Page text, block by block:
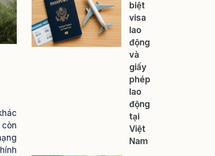
biệt
visa
lao
động
và
giấy
phép
lao
động
tại
Việt
Nam